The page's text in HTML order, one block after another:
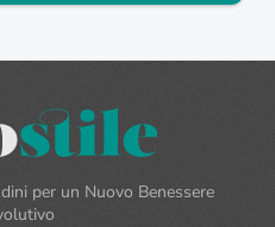
per un Nuovo Benessere